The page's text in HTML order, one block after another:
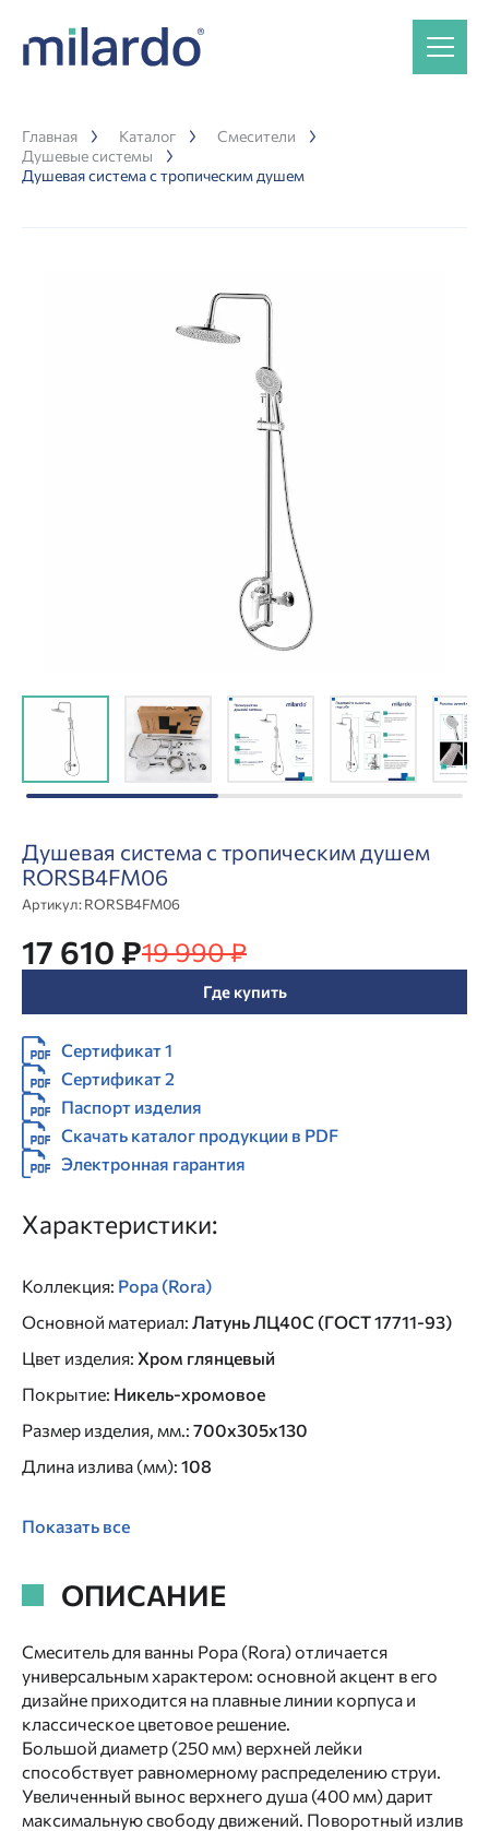
Главная Каталог
Смесители
Душевые системы
Душевая система с тропическим душем
Душевая система с тропическим душем
RORSB4FM06
Артикул:RORSB4FM06
17 610 ₽19 990 ₽
Где купить
Сертификат 1
Сертификат 2
Паспорт изделия
Скачать каталог продукции в PDF
Электронная гарантия
Характеристики:
Коллекция: Рора (Rora)
Основной материал: Латунь ЛЦ40C (ГОСТ 17711-93)
Цвет изделия: Хром глянцевый
Покрытие: Никель-хромовое
Размер изделия, мм.: 700x305x130
Длина излива (мм): 108
Показать все
ОПИСАНИЕ
Смеситель для ванны Рора (Rora) отличается
универсальным характером: основной акцент в его
дизайне приходится на плавные линии корпуса и
классическое цветовое решение.
Большой диаметр (250 мм) верхней лейки
способствует равномерному распределению струи.
Увеличенный вынос верхнего душа (400 мм) дарит
максимальную свободу движений. Поворотный излив